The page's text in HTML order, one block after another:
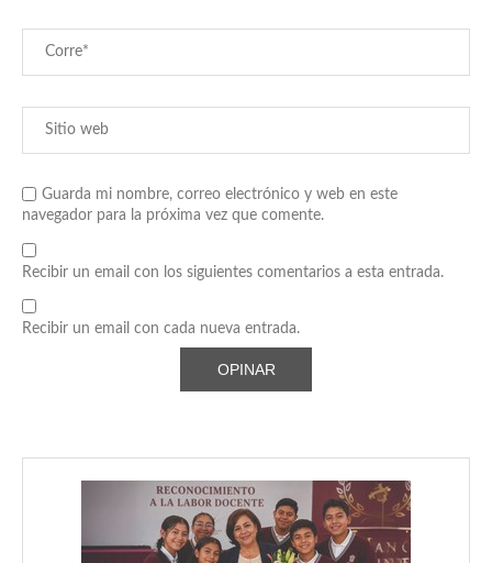
Guarda mi nombre, correo electrónico y web en este
navegador para la próxima vez que comente.
Recibir un email con los siguientes comentarios a esta entrada.
Recibir un email con cada nueva entrada.